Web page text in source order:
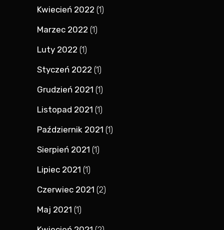
Kwiecień 2022 (1)
Marzec 2022 (1)
Luty 2022 (1)
Styczeń 2022 (1)
Grudzień 2021 (1)
Listopad 2021 (1)
Październik 2021 (1)
Sierpień 2021 (1)
Lipiec 2021 (1)
Czerwiec 2021 (2)
Maj 2021 (1)